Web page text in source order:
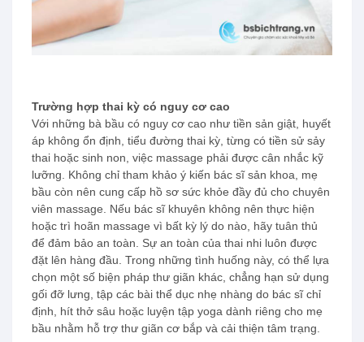
Trường hợp thai kỳ có nguy cơ cao
Với những bà bầu có nguy cơ cao như tiền sản giật, huyết
áp không ổn định, tiểu đường thai kỳ, từng có tiền sử sảy
thai hoặc sinh non, việc massage phải được cân nhắc kỹ
lưỡng. Không chỉ tham khảo ý kiến bác sĩ sản khoa, mẹ
bầu còn nên cung cấp hồ sơ sức khỏe đầy đủ cho chuyên
viên massage. Nếu bác sĩ khuyên không nên thực hiện
hoặc trì hoãn massage vì bất kỳ lý do nào, hãy tuân thủ
để đảm bảo an toàn. Sự an toàn của thai nhi luôn được
đặt lên hàng đầu. Trong những tình huống này, có thể lựa
chọn một số biện pháp thư giãn khác, chẳng hạn sử dụng
gối đỡ lưng, tập các bài thể dục nhẹ nhàng do bác sĩ chỉ
định, hít thở sâu hoặc luyện tập yoga dành riêng cho mẹ
bầu nhằm hỗ trợ thư giãn cơ bắp và cải thiện tâm trạng.